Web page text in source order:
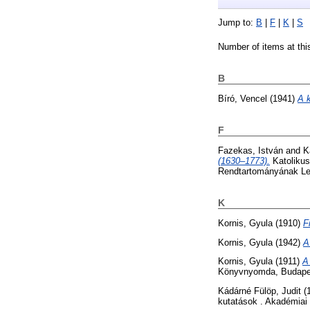
Jump to: B F K S
Number of items at
B
Bíró, Vencel (1941)A
F
Fazekas, István and
(1630–1773).
Rendtartományának
K
Kornis, Gyula (1910)
Kornis, Gyula (1942)
Kornis, Gyula(1911)
Könyvnyomda,
Kádárné Fülöp, Judit
kutatások .